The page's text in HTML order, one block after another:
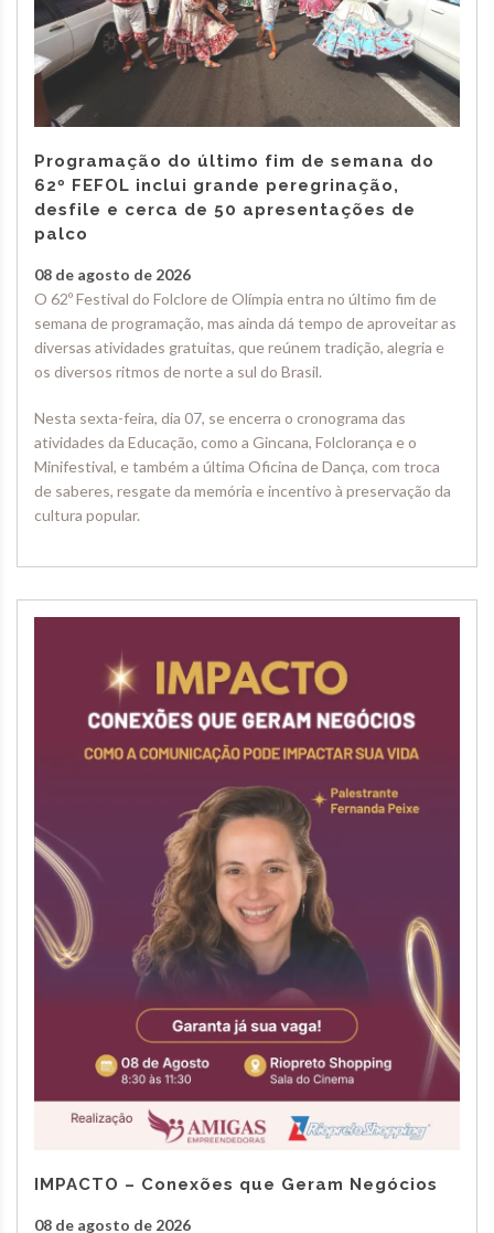
Programação do último fim de semana do
62º FEFOL inclui grande peregrinação,
desfile e cerca de 50 apresentações de
palco
08 de agosto de 2026
O 62º Festival do Folclore de Olímpia entra no último fim de
semana de programação, mas ainda dá tempo de aproveitar as
diversas atividades gratuitas, que reúnem tradição, alegria e
os diversos ritmos de norte a sul do Brasil.
Nesta sexta-feira, dia 07, se encerra o cronograma das
atividades da Educação, como a Gincana, Folclorança e o
Minifestival, e também a última Oficina de Dança, com troca
de saberes, resgate da memória e incentivo à preservação da
cultura popular.
IMPACTO – Conexões que Geram Negócios
08 de agosto de 2026